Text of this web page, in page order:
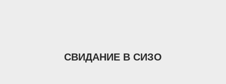
СВИДАНИЕ В СИЗО